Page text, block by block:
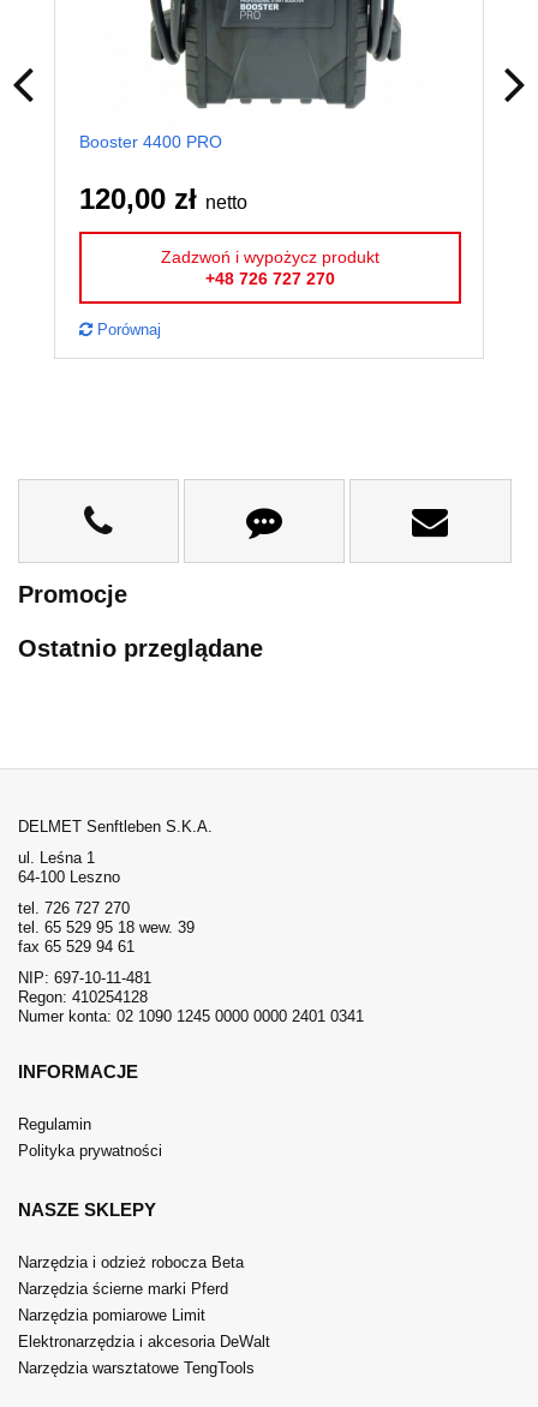
Booster 4400 PRO
120,00 zł netto
Zadzwoń i wypożycz produkt
+48 726 727 270
Porównaj
Promocje
Ostatnio przeglądane
DELMET Senftleben S.K.A.
ul. Leśna 1
64-100 Leszno
tel. 726 727 270
tel. 65 529 95 18 wew. 39
fax 65 529 94 61
NIP: 697-10-11-481
Regon: 410254128
Numer konta: 02 1090 1245 0000 0000 2401 0341
INFORMACJE
Regulamin
Polityka prywatności
NASZE SKLEPY
Narzędzia i odzież robocza Beta
Narzędzia ścierne marki Pferd
Narzędzia pomiarowe Limit
Elektronarzędzia i akcesoria DeWalt
Narzędzia warsztatowe TengTools